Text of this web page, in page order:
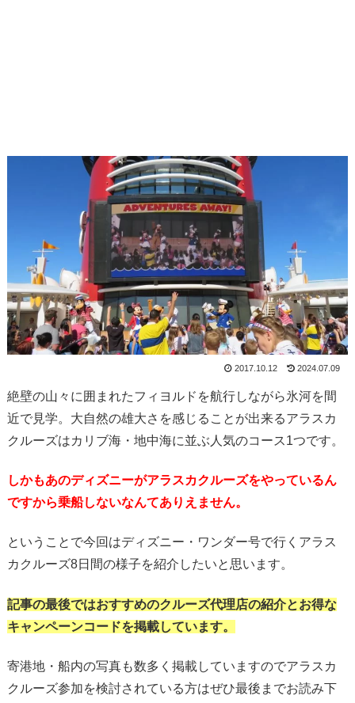
2017.10.12 2024.07.09
絶壁の山々に囲まれたフィヨルドを航行しながら氷河を間
近で見学。大自然の雄大さを感じることが出来るアラスカ
クルーズはカリブ海・地中海に並ぶ人気のコース1つです。
しかもあのディズニーがアラスカクルーズをやっているん
ですから乗船しないなんてありえません。
ということで今回はディズニー・ワンダー号で行くアラス
カクルーズ8日間の様子を紹介したいと思います。
記事の最後ではおすすめのクルーズ代理店の紹介とお得な
キャンペーンコードを掲載しています。
寄港地・船内の写真も数多く掲載していますのでアラスカ
クルーズ参加を検討されている方はぜひ最後までお読み下